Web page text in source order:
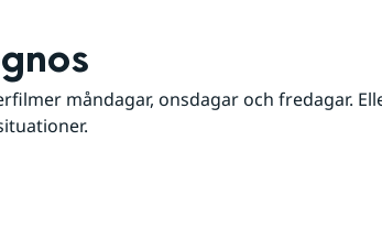
måndagar, onsdagar och fredagar.